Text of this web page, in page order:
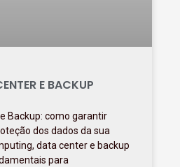
E BACKUP
Backup: como garantir
dos dados da sua
data center e backup
para